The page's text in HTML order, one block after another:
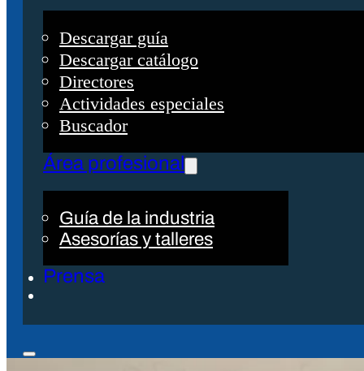
Descargar guía
Descargar catálogo
Directores
Actividades especiales
Buscador
Área profesional
Guía de la industria
Asesorías y talleres
Prensa